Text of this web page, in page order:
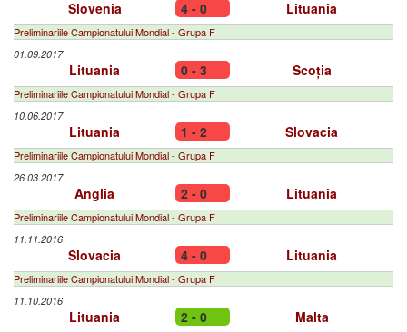
Slovenia 4 - 0 Lituania
Preliminariile Campionatului Mondial - Grupa F
01.09.2017
Lituania 0 - 3 Scoția
Preliminariile Campionatului Mondial - Grupa F
10.06.2017
Lituania 1 - 2 Slovacia
Preliminariile Campionatului Mondial - Grupa F
26.03.2017
Anglia 2 - 0 Lituania
Preliminariile Campionatului Mondial - Grupa F
11.11.2016
Slovacia 4 - 0 Lituania
Preliminariile Campionatului Mondial - Grupa F
11.10.2016
Lituania 2 - 0 Malta